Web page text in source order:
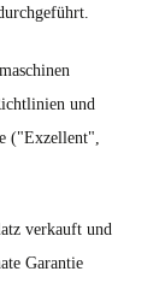
und
("Exzellent",
verkauft und
Garantie